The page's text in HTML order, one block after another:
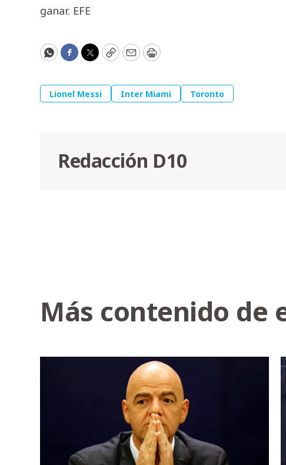
ganar. EFE
WhatsApp
Facebook
Twitter
CopyEmailPrint
Lionel Messi Inter Miami Toronto
Redacción D10
Más contenido de